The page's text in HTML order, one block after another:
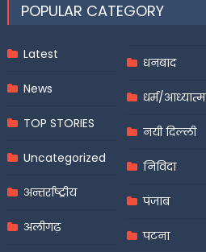
POPULAR CATEGORY
Latest
News
TOP STORIES
Uncategorized
अन्तर्राष्ट्रीय
अलीगढ़
धनबाद
धर्म/आध्यात्म
नयी दिल्ली
निविदा
पंजाब
पटना